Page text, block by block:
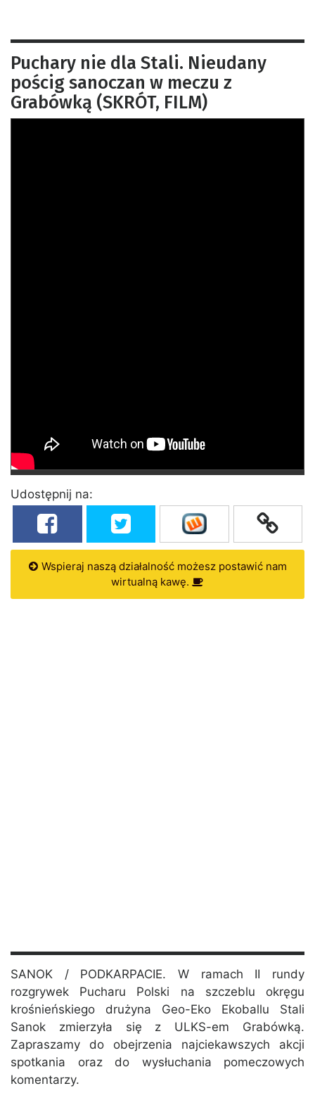
Puchary nie dla Stali. Nieudany
pościg sanoczan w meczu z
Grabówką (SKRÓT, FILM)
Udostępnij na:
Wspieraj naszą działalność możesz postawić nam
wirtualną kawę.
SANOK / PODKARPACIE. W ramach II rundy
rozgrywek Pucharu Polski na szczeblu okręgu
krośnieńskiego drużyna Geo-Eko Ekoballu Stali
Sanok zmierzyła się z ULKS-em Grabówką.
Zapraszamy do obejrzenia najciekawszych akcji
spotkania oraz do wysłuchania pomeczowych
komentarzy.